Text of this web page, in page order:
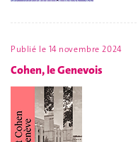
Publié le 14 novembre 2024
Cohen, le Genevois